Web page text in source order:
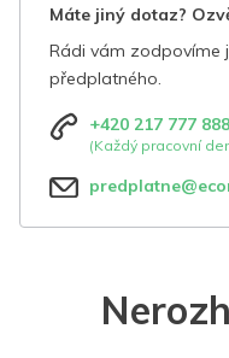
Máte jiný dotaz?
Rádi vám zodpovíme
předplatného.
+420 217 777 888
(Každý pracovní